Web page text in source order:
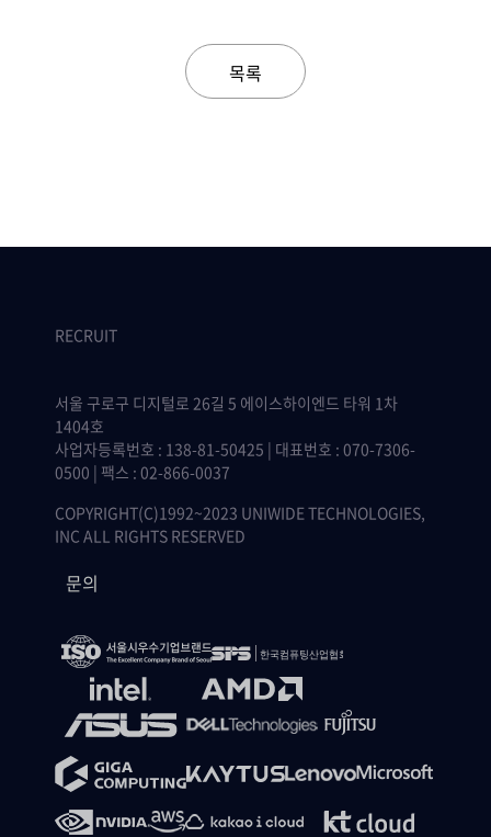
목록
RECRUIT
서울 구로구 디지털로 26길 5 에이스하이엔드 타워 1차
1404호
사업자등록번호 : 138-81-50425 | 대표번호 : 070-7306-
0500 | 팩스 : 02-866-0037
COPYRIGHT(C)1992~2023 UNIWIDE TECHNOLOGIES,
INC ALL RIGHTS RESERVED
문의